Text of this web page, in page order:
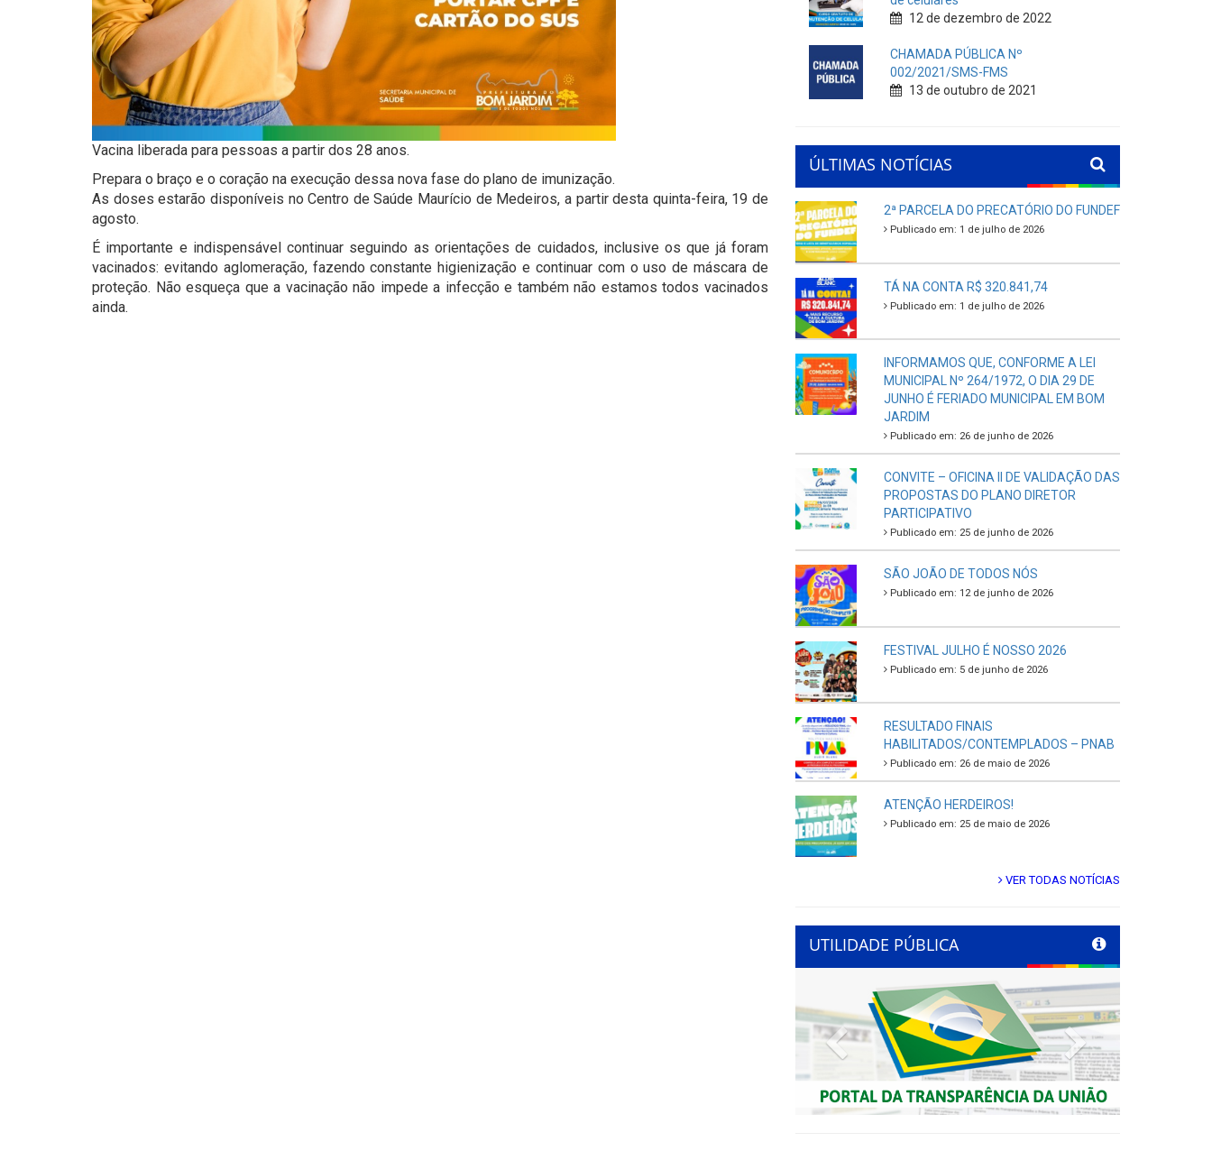
Vacina liberada para pessoas a partir dos 28 anos.
Prepara o braço e o coração na execução dessa nova fase do plano de imunização.
As doses estarão disponíveis no Centro de Saúde Maurício de Medeiros, a partir desta quinta-feira, 19 de
agosto.
É importante e indispensável continuar seguindo as orientações de cuidados, inclusive os que já foram
vacinados: evitando aglomeração, fazendo constante higienização e continuar com o uso de máscara de
proteção. Não esqueça que a vacinação não impede a infecção e também não estamos todos vacinados
ainda.
12 de dezembro de 2022
CHAMADA PÚBLICA Nº
002/2021/SMS-FMS
13 de outubro de 2021
ÚLTIMAS NOTÍCIAS
2ª PARCELA DO PRECATÓRIO DO FUNDEF
Publicado em: 1 de julho de 2026
TÁ NA CONTA R$ 320.841,74
Publicado em: 1 de julho de 2026
INFORMAMOS QUE, CONFORME A LEI
MUNICIPAL Nº 264/1972, O DIA 29 DE
JUNHO É FERIADO MUNICIPAL EM BOM
JARDIM
Publicado em: 26 de junho de 2026
CONVITE – OFICINA II DE VALIDAÇÃO DAS
PROPOSTAS DO PLANO DIRETOR
PARTICIPATIVO
Publicado em: 25 de junho de 2026
SÃO JOÃO DE TODOS NÓS
Publicado em: 12 de junho de 2026
FESTIVAL JULHO É NOSSO 2026
Publicado em: 5 de junho de 2026
RESULTADO FINAIS
HABILITADOS/CONTEMPLADOS – PNAB
Publicado em: 26 de maio de 2026
ATENÇÃO HERDEIROS!
Publicado em: 25 de maio de 2026
VER TODAS NOTÍCIAS
UTILIDADE PÚBLICA
Previous Next